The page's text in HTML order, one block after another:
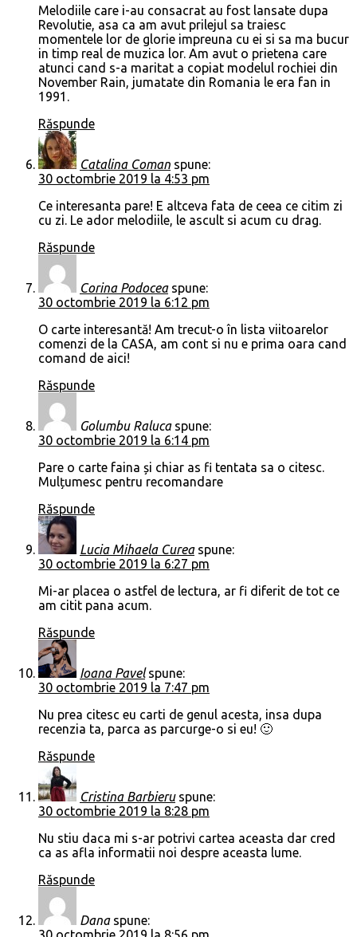
Melodiile care i-au consacrat au fost lansate dupa
Revolutie, asa ca am avut prilejul sa traiesc
momentele lor de glorie impreuna cu ei si sa ma bucur
in timp real de muzica lor. Am avut o prietena care
atunci cand s-a maritat a copiat modelul rochiei din
November Rain, jumatate din Romania le era fan in
1991.
Răspunde
Catalina Coman spune:
30 octombrie 2019 la 4:53 pm
Ce interesanta pare! E altceva fata de ceea ce citim zi
cu zi. Le ador melodiile, le ascult si acum cu drag.
Răspunde
Corina Podocea spune:
30 octombrie 2019 la 6:12 pm
O carte interesantă! Am trecut-o în lista viitoarelor
comenzi de la CASA, am cont si nu e prima oara cand
comand de aici!
Răspunde
Golumbu Raluca spune:
30 octombrie 2019 la 6:14 pm
Pare o carte faina și chiar as fi tentata sa o citesc.
Mulțumesc pentru recomandare
Răspunde
Lucia Mihaela Curea spune:
30 octombrie 2019 la 6:27 pm
Mi-ar placea o astfel de lectura, ar fi diferit de tot ce
am citit pana acum.
Răspunde
Ioana Pavel spune:
30 octombrie 2019 la 7:47 pm
Nu prea citesc eu carti de genul acesta, insa dupa
recenzia ta, parca as parcurge-o si eu! 🙂
Răspunde
Cristina Barbieru spune:
30 octombrie 2019 la 8:28 pm
Nu stiu daca mi s-ar potrivi cartea aceasta dar cred
ca as afla informatii noi despre aceasta lume.
Răspunde
Dana spune: